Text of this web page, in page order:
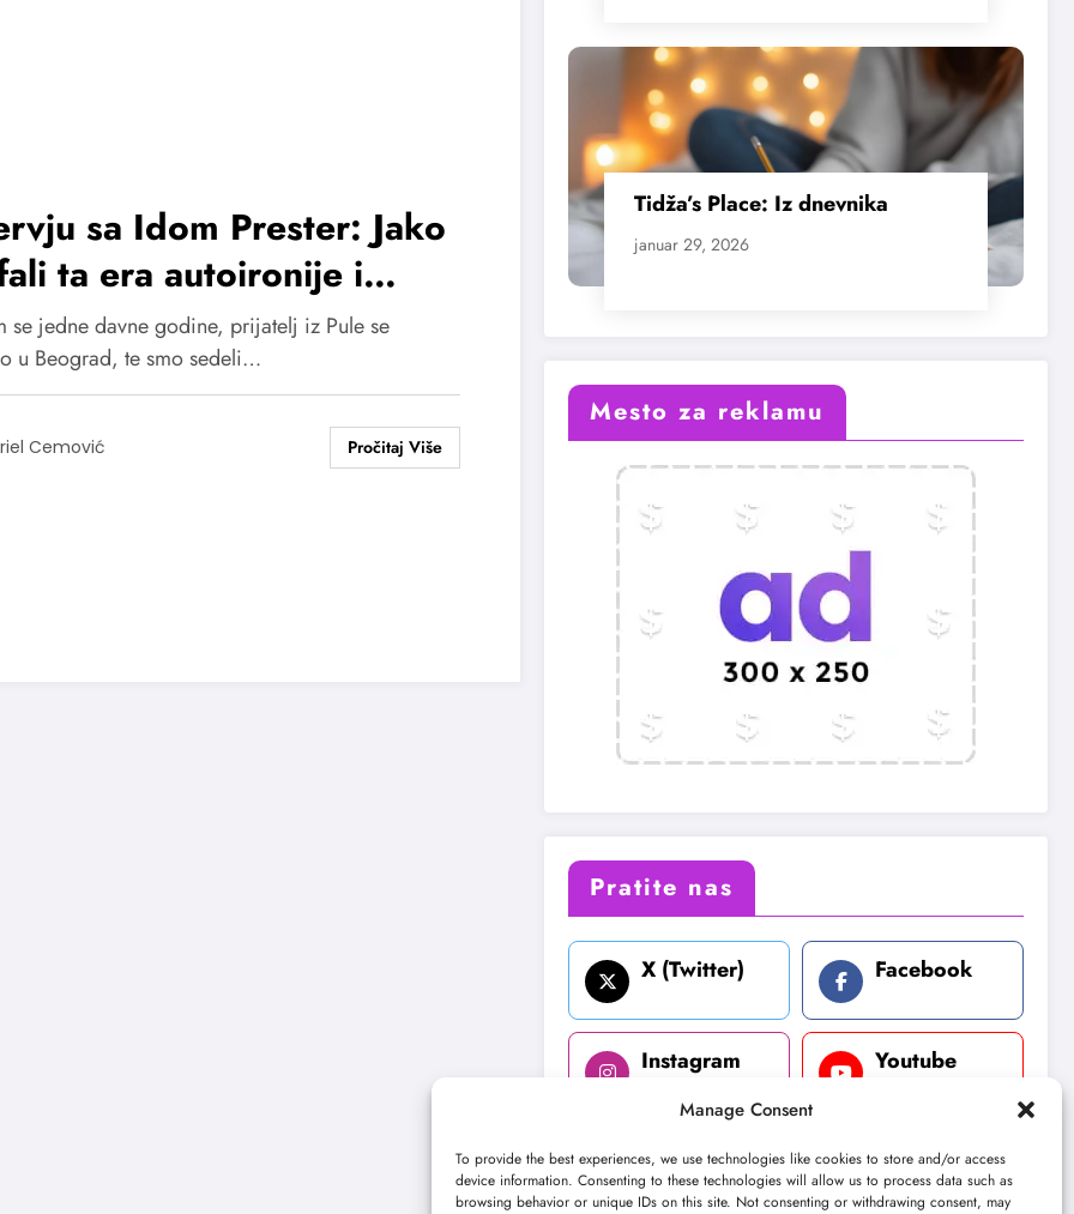
Manage Consent
To provide the best experiences, we use technologies like cookies to store and/or access
device information. Consenting to these technologies will allow us to process data such as
browsing behavior or unique IDs on this site. Not consenting or withdrawing consent, may
sa Idom Prester: Jako
ta era autoironije i
se jedne davne godine, prijatelj iz Pule se
u Beograd, te smo sedeli…
Cemović
Tidža’s Place: Iz dnevnika
januar 29, 2026
Mesto za reklamu
Pratite nas
X (Twitter) Facebook
Instagram Youtube
LinkedIn